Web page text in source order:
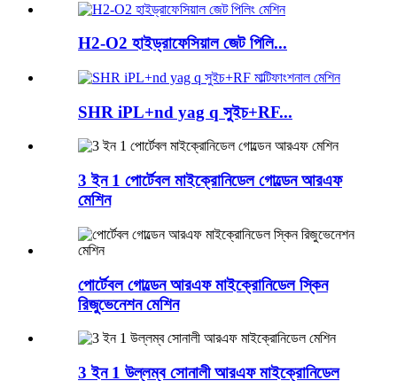
H2-O2 হাইড্রাফেসিয়াল জেট পিলি...
SHR iPL+nd yag q সুইচ+RF...
3 ইন 1 পোর্টেবল মাইক্রোনিডেল গোল্ডেন আরএফ
মেশিন
পোর্টেবল গোল্ডেন আরএফ মাইক্রোনিডেল স্কিন
রিজুভেনেশন মেশিন
3 ইন 1 উল্লম্ব সোনালী আরএফ মাইক্রোনিডেল